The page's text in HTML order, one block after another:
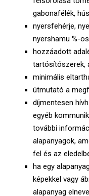
gabonafélék,
nyersfehérje,
nyershamu %-
hozzáadott
tartósítószerek,
minimális
útmutató a
díjmentesen
egyéb
további
alapanyagok,
fel és az
ha egy
képekkel vagy
alapanyag